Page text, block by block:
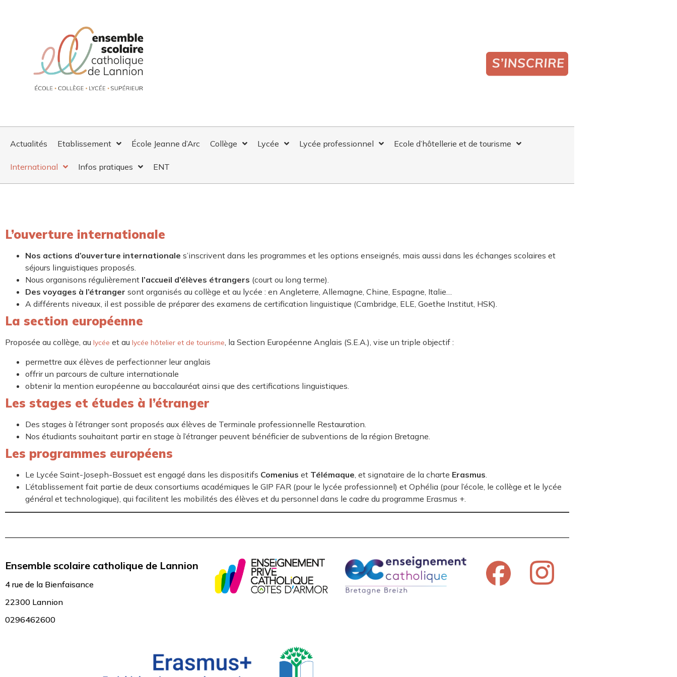
Actualités Etablissement École Jeanne d’Arc Collège Lycée Lycée professionnel Ecole d’hôtellerie et de tourisme
International Infos pratiques ENT
L’ouverture internationale
Nos actions d’ouverture internationale s’inscrivent dans les programmes et les options enseignés, mais aussi dans les échanges scolaires et
séjours linguistiques proposés.
Nous organisons régulièrement l’accueil d’élèves étrangers (court ou long terme).
Des voyages à l’étranger sont organisés au collège et au lycée : en Angleterre, Allemagne, Chine, Espagne, Italie…
A différents niveaux, il est possible de préparer des examens de certification linguistique (Cambridge, ELE, Goethe Institut, HSK).
La section européenne
Proposée au collège, au lycée et au lycée hôtelier et de tourisme, la Section Européenne Anglais (S.E.A.), vise un triple objectif :
permettre aux élèves de perfectionner leur anglais
offrir un parcours de culture internationale
obtenir la mention européenne au baccalauréat ainsi que des certifications linguistiques.
Les stages et études à l’étranger
Des stages à l’étranger sont proposés aux élèves de Terminale professionnelle Restauration.
Nos étudiants souhaitant partir en stage à l’étranger peuvent bénéficier de subventions de la région Bretagne.
Les programmes européens
Le Lycée Saint-Joseph-Bossuet est engagé dans les dispositifs Comenius et Télémaque , et signataire de la charte Erasmus
L’établissement fait partie de deux consortiums académiques le GIP FAR (pour le lycée professionnel) et Ophélia (pour l’école, le collège et le lycée
général et technologique), qui facilitent les mobilités des élèves et du personnel dans le cadre du programme Erasmus +.
Ensemble scolaire catholique de Lannion
4 rue de la Bienfaisance
22300 Lannion
0296462600